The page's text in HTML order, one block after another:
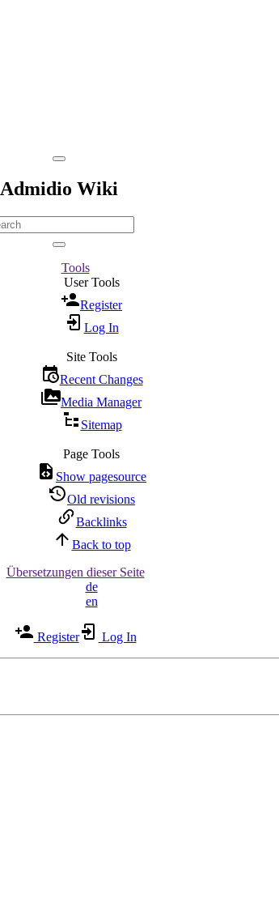
Admidio Wiki
Tools
User Tools
Register
Log In
Site Tools
Recent Changes
Media Manager
Sitemap
Page Tools
Show pagesource
Old revisions
Backlinks
Back to top
Übersetzungen dieser Seite
de
en
Register Log In